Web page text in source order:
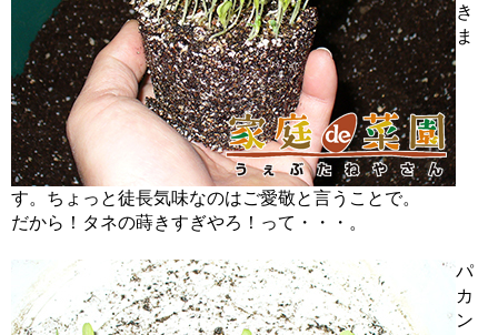
き
ま
す。ちょっと徒長気味なのはご愛敬と言うことで。
だから！タネの蒔きすぎやろ！って・・・。
パ
カ
ン